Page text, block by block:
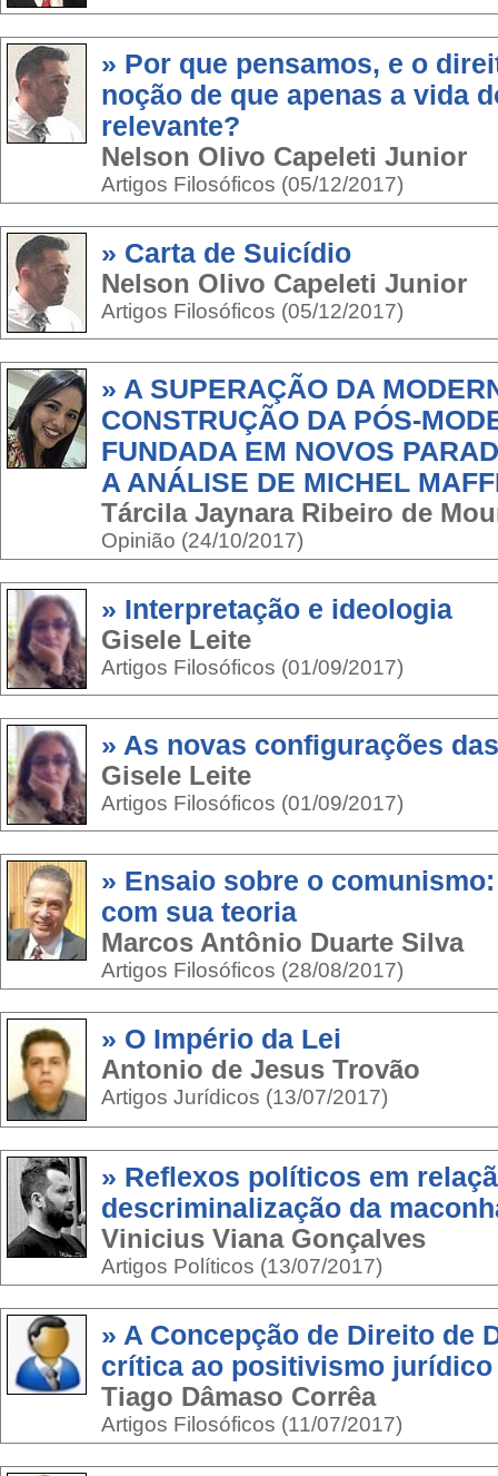
» Por que pensamos, e o
noção de que apenas a vida
relevante?
Nelson Olivo Capeleti Junior
Artigos Filosóficos (05/12/2017)
» Carta de Suicídio
Nelson Olivo Capeleti Junior
Artigos Filosóficos (05/12/2017)
» A SUPERAÇÃO DA
CONSTRUÇÃO DA PÓS-
FUNDADA EM NOVOS
A ANÁLISE DE MICHEL
Tárcila Jaynara Ribeiro de
Opinião (24/10/2017)
» Interpretação e ideologia
Gisele Leite
Artigos Filosóficos (01/09/2017)
» As novas configurações
Gisele Leite
Artigos Filosóficos (01/09/2017)
» Ensaio sobre o
com sua teoria
Marcos Antônio Duarte Silva
Artigos Filosóficos (28/08/2017)
» O Império da Lei
Antonio de Jesus Trovão
Artigos Jurídicos (13/07/2017)
» Reflexos políticos em
descriminalização da
Vinicius Viana Gonçalves
Artigos Políticos (13/07/2017)
» A Concepção de Direito de
crítica ao positivismo jurídico
Tiago Dâmaso Corrêa
Artigos Filosóficos (11/07/2017)